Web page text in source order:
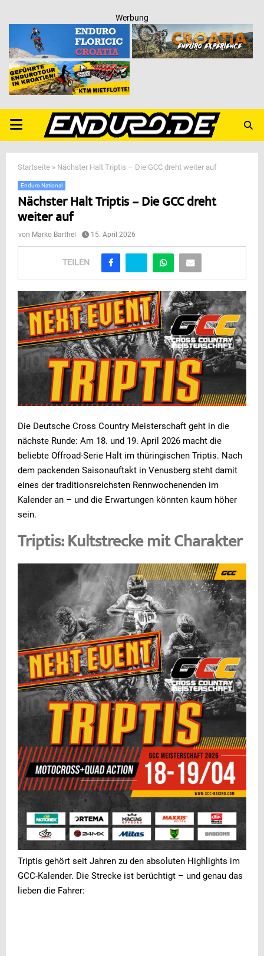
Werbung
PRIMARY
MENU
Startseite » Nächster Halt Triptis – Die GCC dreht weiter auf
Enduro National
Nächster Halt Triptis – Die GCC dreht
weiter auf
von Marko Barthel 15. April 2026
TEILEN
Die Deutsche Cross Country Meisterschaft geht in die
nächste Runde: Am 18. und 19. April 2026 macht die
beliebte Offroad-Serie Halt im thüringischen Triptis. Nach
dem packenden Saisonauftakt in Venusberg steht damit
eines der traditionsreichsten Rennwochenenden im
Kalender an – und die Erwartungen könnten kaum höher
sein.
Triptis: Kultstrecke mit Charakter
Triptis gehört seit Jahren zu den absoluten Highlights im
GCC-Kalender. Die Strecke ist berüchtigt – und genau das
lieben die Fahrer: